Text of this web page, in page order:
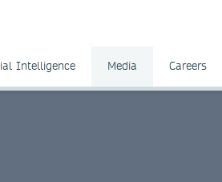
Intelligence Media Careers